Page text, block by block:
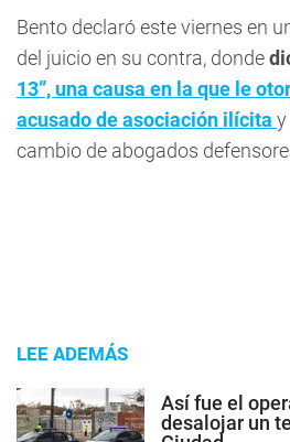
Bento declaró este viernes en
del juicio en su contra, donde
13”, una causa en la que le
acusado de asociación ilícita
cambio de abogados
LEE ADEMÁS
Así fue el
desalojar un